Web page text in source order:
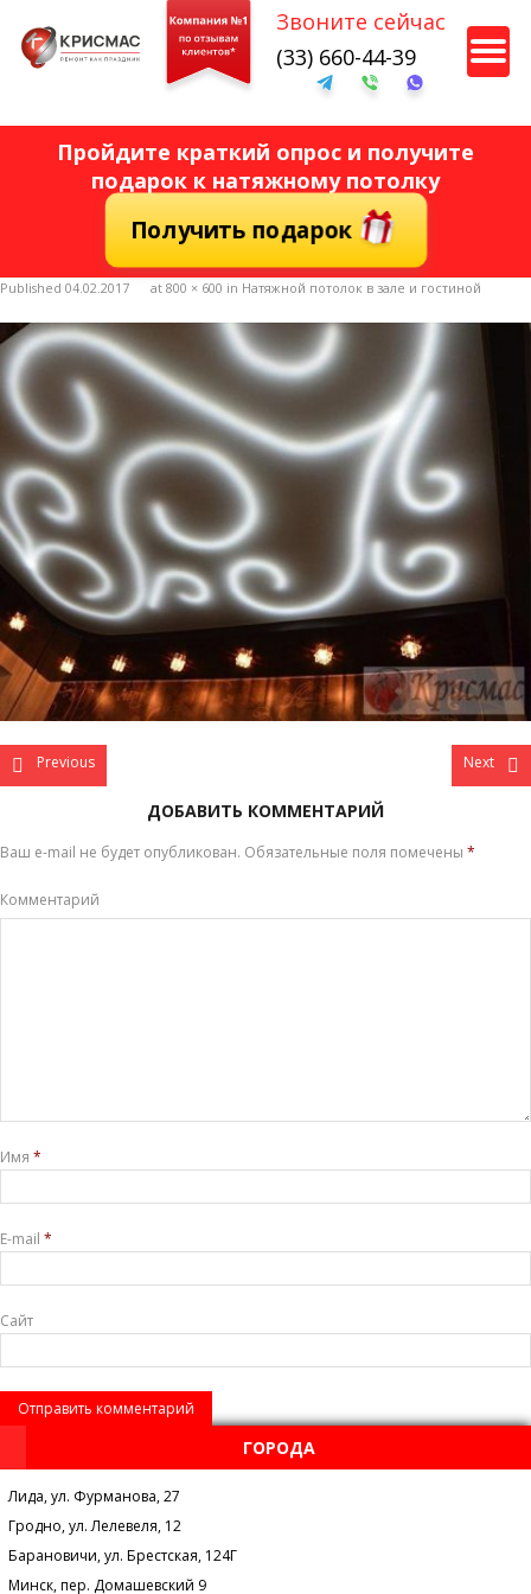
Звоните сейчас
(33) 660-44-39
Кухня
Несколько комнат
Далее
Пройдите краткий опрос и получите
подарок к натяжному потолку
Получить подарок
Published 04.02.2017 at 800 × 600 in Натяжной потолок в зале и гостиной
Previous Next
ДОБАВИТЬ КОММЕНТАРИЙ
Ваш e-mail не будет опубликован. Обязательные поля помечены *
Комментарий
Имя *
E-mail *
Сайт
ГОРОДА
Лида, ул. Фурманова, 27
Гродно, ул. Лелевеля, 12
Барановичи, ул. Брестская, 124Г
Минск, пер. Домашевский 9